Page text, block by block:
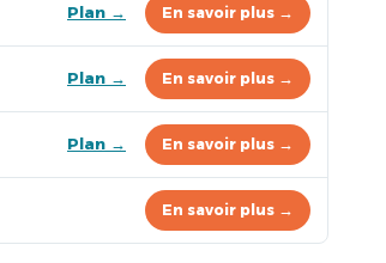
Plan → En savoir plus →
Plan → En savoir plus →
Plan → En savoir plus →
En savoir plus →